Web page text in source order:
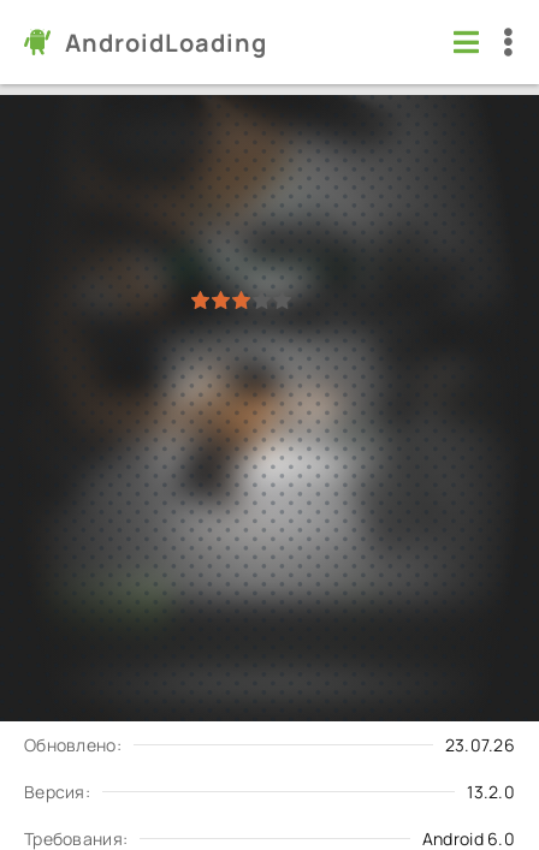
AndroidLoading
Stick Warfare: Blood Strike
Экшен
13.2.0
Проверено Kaspersky
Скачать
Обновлено: 23.07.26
Версия: 13.2.0
Требования: Android 6.0